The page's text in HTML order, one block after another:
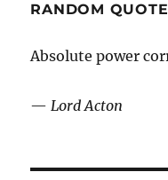
RANDOM QUOTE
Absolute power
—Lord Acton